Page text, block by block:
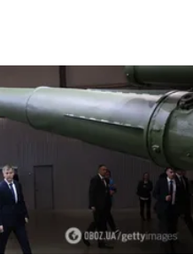
а Трамп
як бути Україні?
ракети, вкрай
на щомісячну
від США: Зеленський